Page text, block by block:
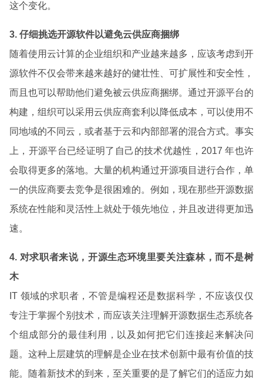
这个变化。
3. 仔细挑选开源软件以避免云供应商捆绑
随着使用云计算的企业组织和产业越来越多，应该考虑到开
源软件不仅会带来越来越好的健壮性、可扩展性和安全性，
而且也可以帮助他们避免被云供应商捆绑。通过开源平台的
构建，组织可以采用云供应商套利以降低成本，可以使用不
同地域的不同云，或者基于云和内部部署的混合方式。事实
上，开源平台已经证明了自己的技术优越性，2017 年也许
会取得更多的落地。大量的机构通过开源项目进行合作，单
一的供应商要去竞争是很困难的。例如，现在那些开源数据
系统在性能和灵活性上就处于领先地位，并且改进得更加迅
速。
4. 对求职者来说，开源生态环境里要关注森林，而不是树
木
IT 领域的求职者，不管是编程还是数据科学，不应该仅仅
专注于掌握个别技术，而应该关注理解开源数据生态系统各
个组成部分的最佳利用，以及如何把它们连接起来解决问
题。这种上层建筑的理解是企业在技术创新中最有价值的技
能。随着新技术的到来，至关重要的是了解它们的适应力如